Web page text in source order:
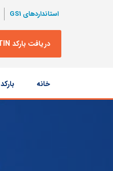
استانداردهای GS1
دریافت بارکد GLN , GTIN
محتوا
خانه بارکد